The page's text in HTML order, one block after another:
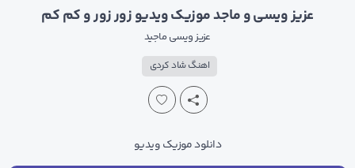
عزیز ویسی و ماجد موزیک ویدیو زور زور و کم کم
عزیز ویسی ماجید
اهنگ شاد کردی
دانلود موزیک ویدیو